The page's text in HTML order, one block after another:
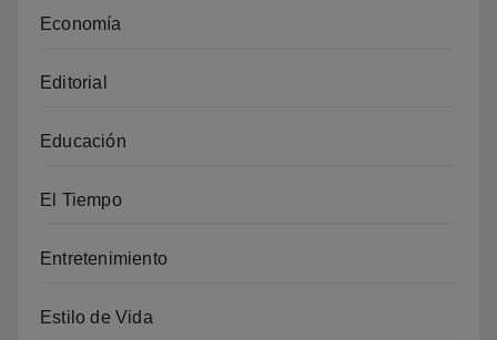
Economía
Editorial
Educación
El Tiempo
Entretenimiento
Estilo de Vida